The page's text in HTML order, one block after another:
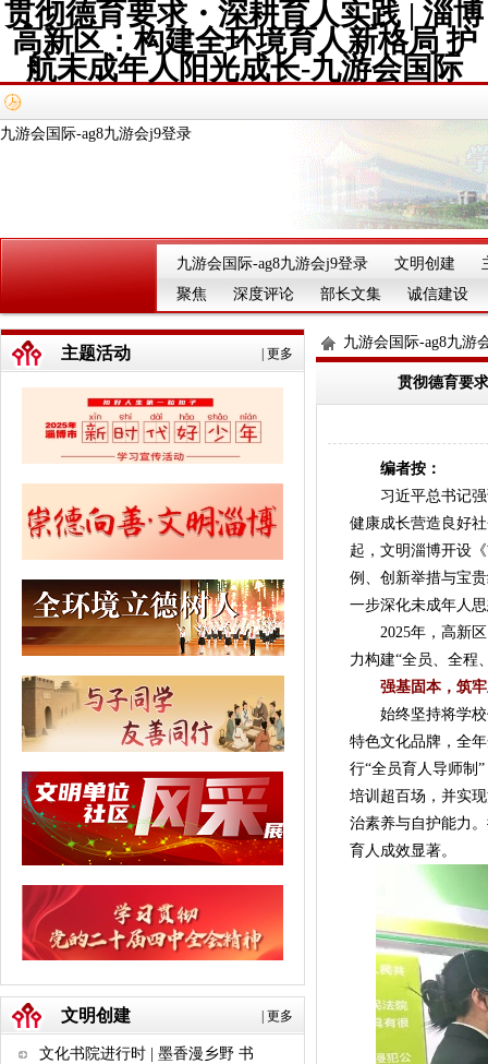
贯彻德育要求・深耕育人实践 | 淄博
高新区：构建全环境育人新格局 护
航未成年人阳光成长-九游会国际
九游会国际-ag8九游会j9登录
九游会国际-ag8九游会j9登录 文明创建
聚焦
深度评论 部长文集 诚信建设
更多
主题活动
更多
文明创建
文化书院进行时 | 墨香漫乡野 书
九游会国际-ag8九游
贯彻德育要
编者按：
习近平总书记
健康成长营造良好
起，文明淄博开设
例、创新举措与宝
一步深化未成年人
2025年，高新区
力构建“全员、全程
强基固本，筑
始终坚持将学校
特色文化品牌，全
行“全员育人导师制
培训超百场，并实
治素养与自护能力
育人成效显著。